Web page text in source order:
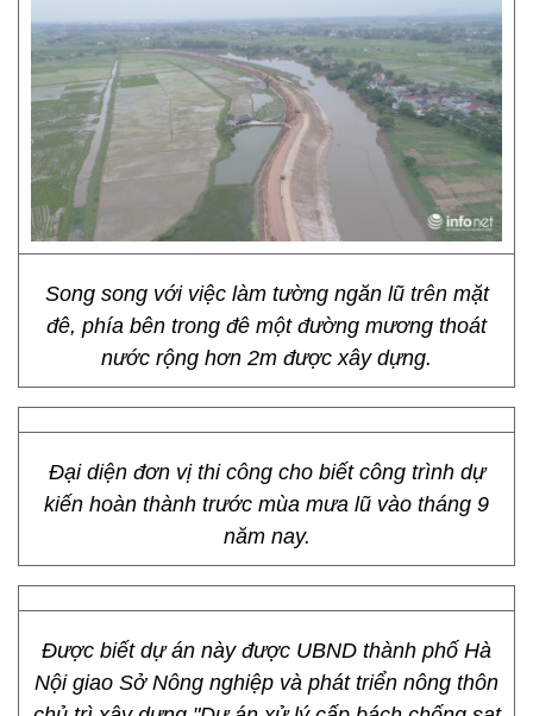
Song song với việc làm tường ngăn lũ trên mặt
đê, phía bên trong đê một đường mương thoát
nước rộng hơn 2m được xây dựng.
Đại diện đơn vị thi công cho biết công trình dự
kiến hoàn thành trước mùa mưa lũ vào tháng 9
năm nay.
Được biết dự án này được UBND thành phố Hà
Nội giao Sở Nông nghiệp và phát triển nông thôn